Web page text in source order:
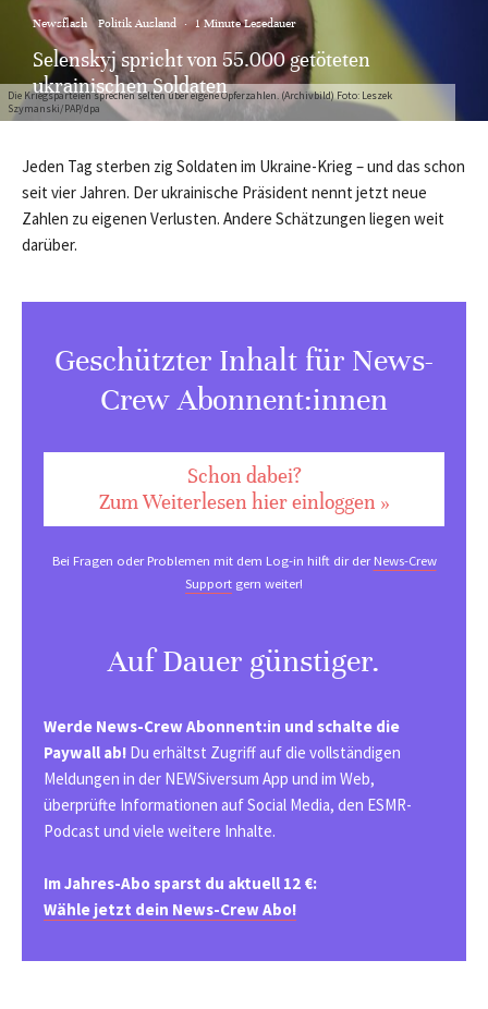
Die Kriegsparteien sprechen selten über eigene Opferzahlen. (Archivbild) Foto: Leszek
Szymanski/PAP/dpa
Newsflash Politik Ausland · 1 Minute Lesedauer
Selenskyj spricht von 55.000 getöteten
ukrainischen Soldaten
Jeden Tag sterben zig Soldaten im Ukraine-Krieg – und das schon
seit vier Jahren. Der ukrainische Präsident nennt jetzt neue
Zahlen zu eigenen Verlusten. Andere Schätzungen liegen weit
darüber.
Geschützter Inhalt für News-
Crew Abonnent:innen
Schon dabei?
Zum Weiterlesen hier einloggen »
Bei Fragen oder Problemen mit dem Log-in hilft dir derNews-Crew
Support gern weiter!
Auf Dauer günstiger.
Werde News-Crew Abonnent:in und schalte die
Paywall ab! Du erhältst Zugriff auf die vollständigen
Meldungen in der NEWSiversum App und im Web,
überprüfte Informationen auf Social Media, den ESMR-
Podcast und viele weitere Inhalte.
Im Jahres-Abo sparst du aktuell 12 €:
Wähle jetzt dein News-Crew Abo!